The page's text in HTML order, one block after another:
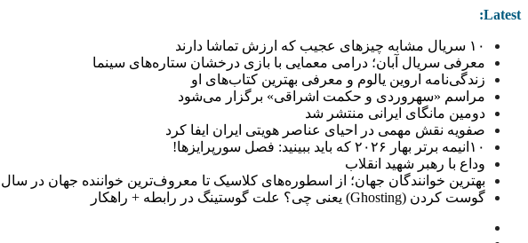
Latest:
۱۰ سریال مشابه چیزهای عجیب که ارزش تماشا دارند
معرفی سریال آبان؛ درامی معمایی با بازی درخشان ستاره‌های سینما
زندگی‌نامه اروین یالوم و معرفی بهترین کتاب‌های او
مراسم «سهروردی و حکمت اشراقی» برگزار می‌شود
دومین مانگای ایرانی منتشر شد
صفویه نقش مهمی در احیای عناصر هویتی ایران ایفا کرد
۱۰انیمه برتر بهار ۲۰۲۶ که باید ببینید: فصل سورپرایزها!
وداع با رهبر شهید انقلاب
بهترین خوانندگان جهان؛ از اسطوره‌های کلاسیک تا معروف‌ترین خواننده جهان در سال ۲۰۲۶
گوست کردن (Ghosting) یعنی چی؟ علت گوستینگ در رابطه + راهکار